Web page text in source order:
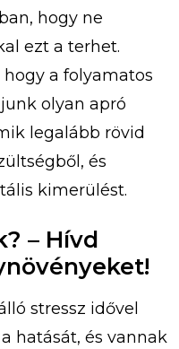
hogy ne
ezt a terhet.
a folyamatos
olyan apró
legalább rövid
és
kimerülést.
– Hívd
stressz idővel
hatását, és vannak